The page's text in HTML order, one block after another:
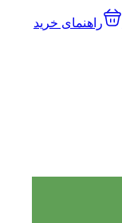
راهنمای خرید